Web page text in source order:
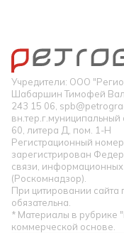
Учредители: ООО
Шабаршин Тимофей
243 15 06,
вн.тер.г.муниципальный
60, литера Д, пом. 1-Н
Регистрационный
зарегистрирован
связи,
(Роскомнадзор).
При цитировании сайта
обязательна.
* Материалы в рубрике
коммерческой основе.